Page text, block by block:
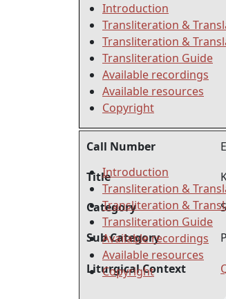
Introduction
Transliteration &
Transliteration &
Transliteration Guide
Available recordings
Available resources
Copyright
Introduction
Transliteration &
Transliteration &
Transliteration Guide
Available recordings
Available resources
Copyright
Call Number
Title
Category
Sub Category
Liturgical Context